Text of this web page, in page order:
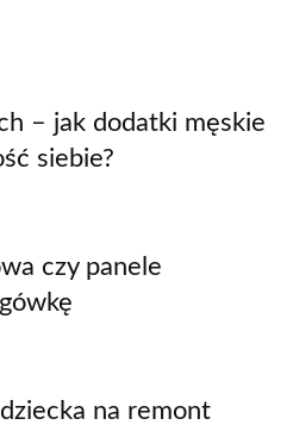
– jak dodatki męskie
siebie?
czy panele
na remont